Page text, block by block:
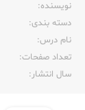
نویسنده:‌
دسته بندی:
نام درس:
تعداد صفحات:‌
سال انتشار:‌